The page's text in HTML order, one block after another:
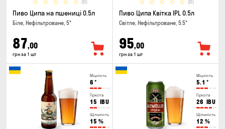
(0)
Пиво Ципа на пшениці 0.5л
Біле, Нефільтроване, 5°
87,00
грн за 1 шт
(0)
Пиво Ципа Квітка IPL 0.5л
Світле, Нефільтроване, 5.5°
95,00
грн за 1 шт
Міцність
6 °
Гіркота
15 IBU
Щільність
15 %
Міцність
5.1 °
Гіркота
26 IBU
Щільність
12 %